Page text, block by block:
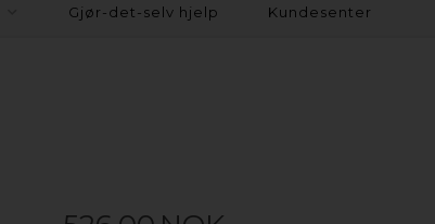
Gjør-det-selv hjelp Kundesenter